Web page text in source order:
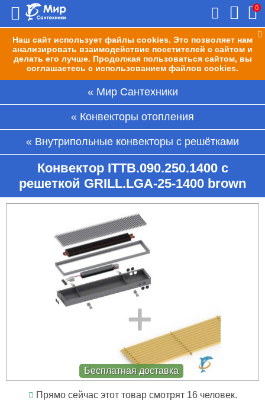
Наш сайт использует файлы cookies. Это позволяет нам
анализировать взаимодействие посетителей с сайтом и
делать его лучше. Продолжая пользоваться сайтом, вы
соглашаетесь с использованием файлов cookies.
0
Мир Сантехники
Конвекторы отопления
Внутрипольные конвекторы с решётками
Конвектор ITTB.090.250.1400 с
решеткой GRILL.LGA-25-1400 brown
Бесплатная доставка
Прямо сейчас этот товар смотрят 16 человек.